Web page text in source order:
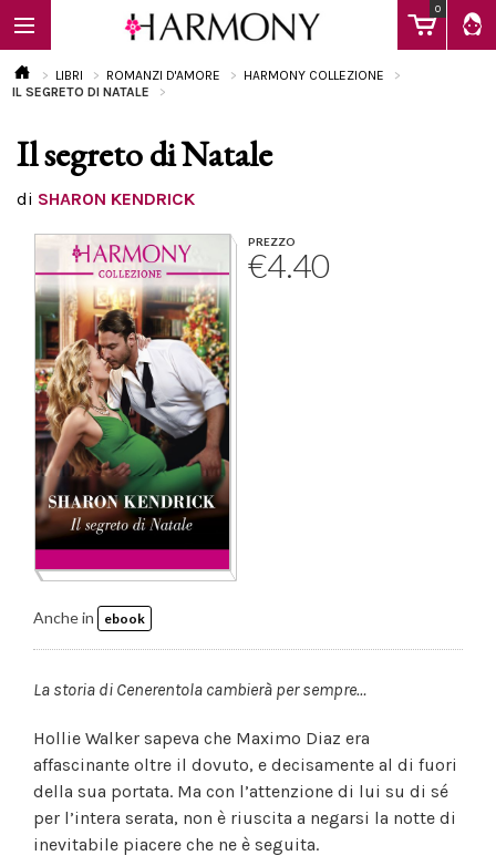
0
EBOOK
Calendario
FAQ
LIBRI ROMANZI D'AMORE
HARMONY COLLEZIONE
IL SEGRETO DI NATALE
Il segreto di Natale
di SHARON KENDRICK
PREZZO
€4.40
Anche in ebook
La storia di Cenerentola cambierà per sempre…
Hollie Walker sapeva che Maximo Diaz era
affascinante oltre il dovuto, e decisamente al di fuori
della sua portata. Ma con l’attenzione di lui su di sé
per l’intera serata, non è riuscita a negarsi la notte di
inevitabile piacere che ne è seguita.